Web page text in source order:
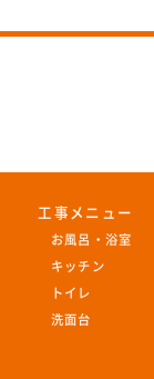
工事メニュー
お風呂・浴室
キッチン
トイレ
洗面台